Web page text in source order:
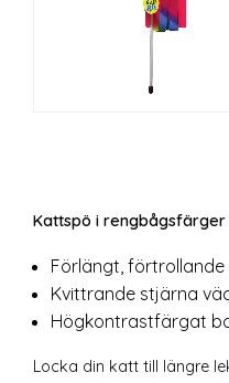
Kattspö i
Förlängt,
Kvittrande stjärna
Högkontrastfärgat
Locka din katt till längre